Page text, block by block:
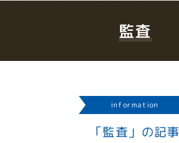
監査
information
「監査」の記事